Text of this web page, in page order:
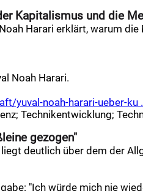
Kapitalismus und die
Harari erklärt, warum
Noah Harari.
yuval-noah-harari-ueber-ku
; Technikentwicklung;
gezogen"
deutlich über dem der
"Ich würde mich nie